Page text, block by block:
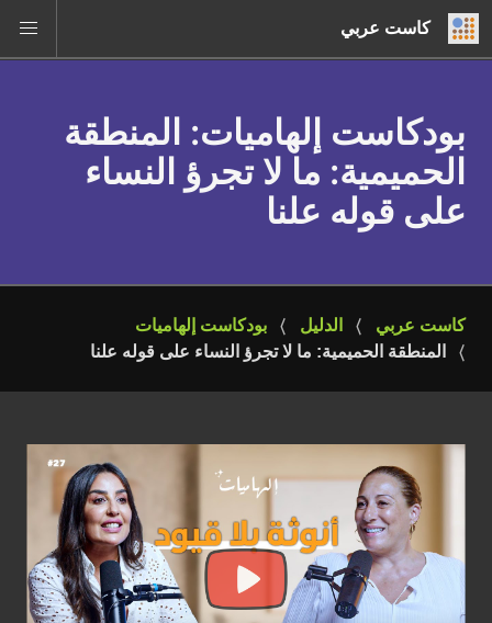
كاست عربي
بودكاست إلهاميات: المنطقة
الحميمية: ما لا تجرؤ النساء
على قوله علنا
كاست عربي الدليل
بودكاست إلهاميات
المنطقة الحميمية: ما لا تجرؤ النساء على قوله علنا